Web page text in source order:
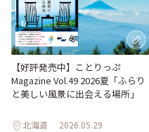
【好評発売中】ことりっぷ
Magazine Vol.49 2026夏「ふらり
と美しい風景に出会える場所」
北海道 2026.05.29